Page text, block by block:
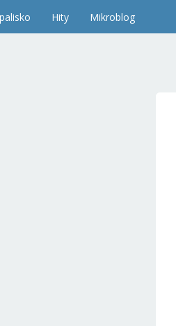
Hity Mikroblog